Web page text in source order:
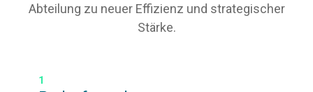
Abteilung zu neuer Effizienz und strategischer
Stärke.
1